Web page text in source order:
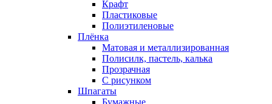
Крафт
Пластиковые
Полиэтиленовые
Плёнка
Матовая и металлизированная
Полисилк, пастель, калька
Прозрачная
С рисунком
Шпагаты
Бумажные